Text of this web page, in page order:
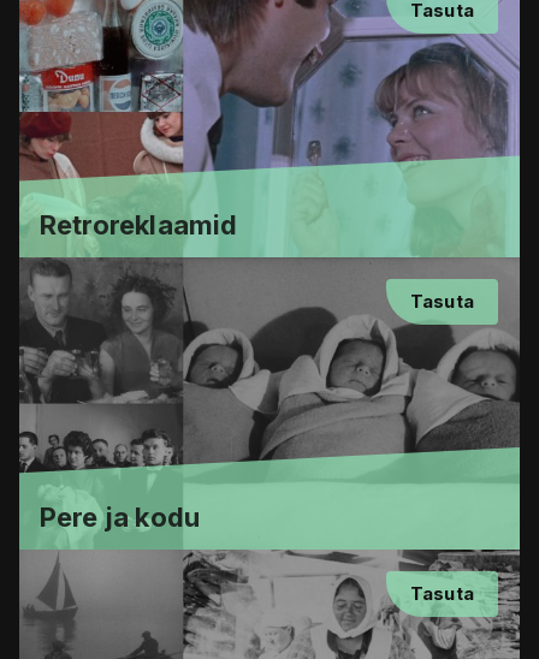
Tasuta
Retroreklaamid
Tasuta
Pere ja kodu
Tasuta